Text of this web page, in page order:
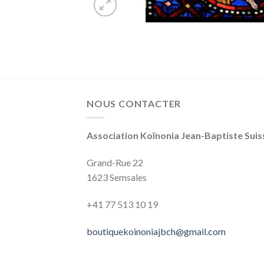
NOUS CONTACTER
Association Koïnonia Jean-Baptiste
Grand-Rue 22
1623 Semsales
+41 77 513‬‬‬ 10‬‬‬ 19‬‬‬
boutiquekoinoniajbch@gmail.com